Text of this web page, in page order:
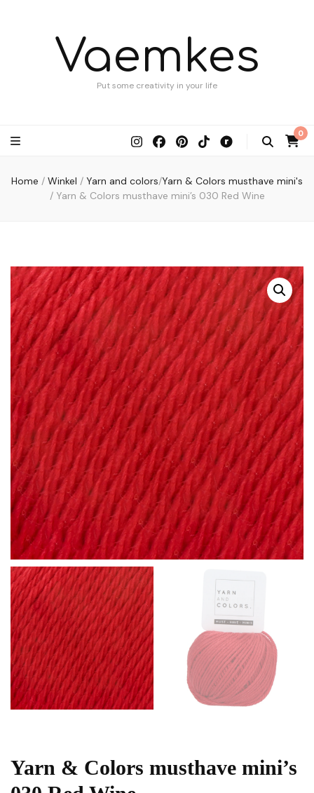
Vaemkes
Put some creativity in your life
0
Home / Winkel / Yarn and colors/Yarn & Colors musthave mini's
/ Yarn & Colors musthave mini’s 030 Red Wine
Yarn & Colors musthave mini’s